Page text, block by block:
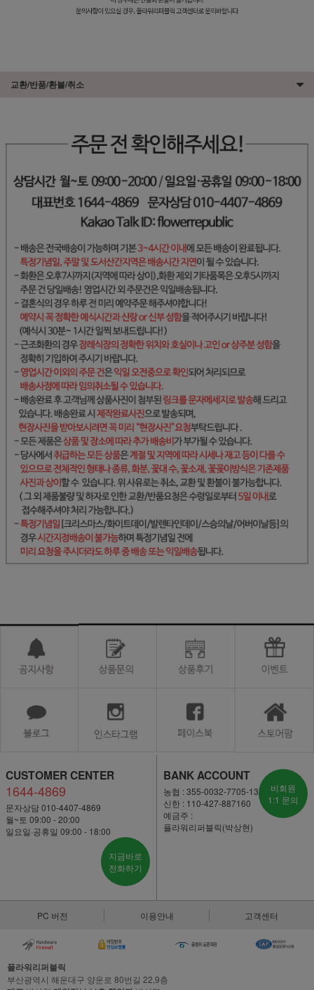
교환/반품/환불/취소
CUSTOMER CENTER
1644-4869
문자상담 010-4407-4869
월~토 09:00 - 20:00
일요일·공휴일 09:00 - 18:00
지금바로
전화하기
BANK ACCOUNT
농협 : 355-0032-7705-13
신한 : 110-427-887160
예금주 :
플라워리퍼블릭(박상현)
비회원
1:1 문의
PC 버전 이용안내 고객센터
플라워리퍼블릭
부산광역시 해운대구 양운로 80번길 22,9층